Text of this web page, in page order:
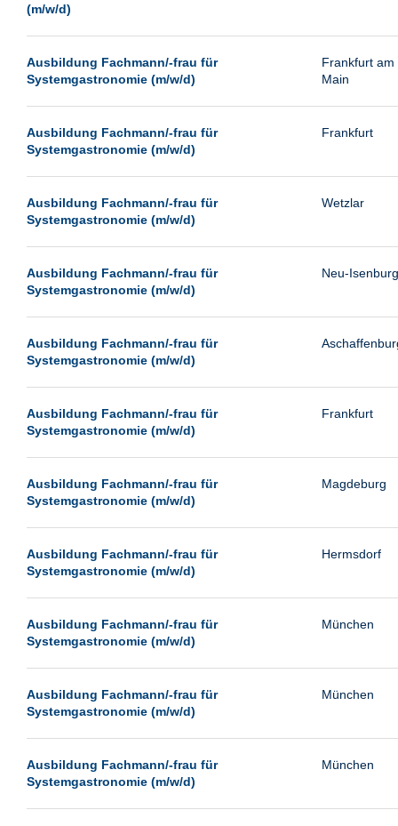
Neu-Isenburg
Neubrandenburg
Neumünster
Neunkirchen
Paderborn
Passau
Pforzheim
Schwerin
Siegburg
Siegen
Viernheim
Weimar
Wetzlar
Wust/Brandenburg
(m/w/d)
Ausbildung Fachmann/-frau für
Systemgastronomie (m/w/d)
Frankfurt am
Main
Ausbildung Fachmann/-frau für
Systemgastronomie (m/w/d)
Frankfurt
Ausbildung Fachmann/-frau für
Systemgastronomie (m/w/d)
Wetzlar
Ausbildung Fachmann/-frau für
Systemgastronomie (m/w/d)
Neu-Isenburg
Ausbildung Fachmann/-frau für
Systemgastronomie (m/w/d)
Ausbildung Fachmann/-frau für
Systemgastronomie (m/w/d)
Frankfurt
Ausbildung Fachmann/-frau für
Systemgastronomie (m/w/d)
Magdeburg
Ausbildung Fachmann/-frau für
Systemgastronomie (m/w/d)
Hermsdorf
Ausbildung Fachmann/-frau für
Systemgastronomie (m/w/d)
München
Ausbildung Fachmann/-frau für
Systemgastronomie (m/w/d)
München
Ausbildung Fachmann/-frau für
Systemgastronomie (m/w/d)
München